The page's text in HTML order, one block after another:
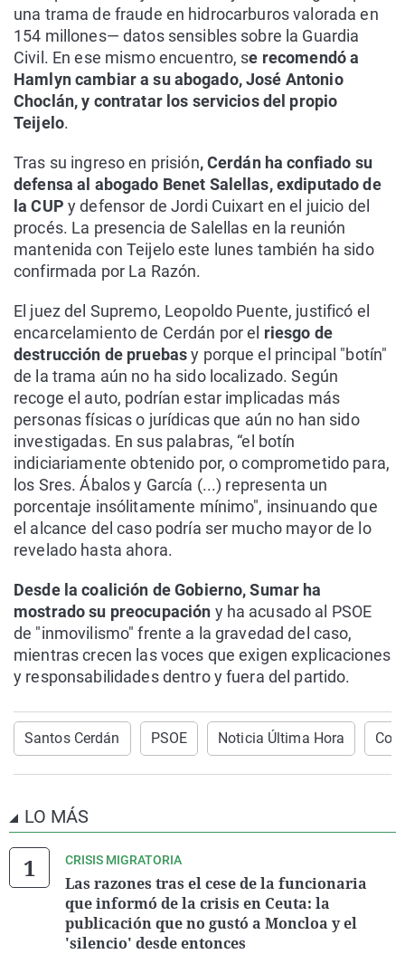
una trama de fraude en hidrocarburos valorada en
154 millones— datos sensibles sobre la Guardia
Civil. En ese mismo encuentro, se recomendó a
Hamlyn cambiar a su abogado, José Antonio
Choclán, y contratar los servicios del propio
Teijelo.
Tras su ingreso en prisión, Cerdán ha confiado su
defensa al abogado Benet Salellas, exdiputado de
la CUP y defensor de Jordi Cuixart en el juicio del
procés. La presencia de Salellas en la reunión
mantenida con Teijelo este lunes también ha sido
confirmada por La Razón.
El juez del Supremo, Leopoldo Puente, justificó el
encarcelamiento de Cerdán por el riesgo de
destrucción de pruebasy porque el principal "botín"
de la trama aún no ha sido localizado. Según
recoge el auto, podrían estar implicadas más
personas físicas o jurídicas que aún no han sido
investigadas. En sus palabras, “el botín
indiciariamente obtenido por, o comprometido para,
los Sres. Ábalos y García (...) representa un
porcentaje insólitamente mínimo", insinuando que
el alcance del caso podría ser mucho mayor de lo
revelado hasta ahora.
Desde la coalición de Gobierno, Sumar ha
mostrado su preocupación y ha acusado al PSOE
de "inmovilismo" frente a la gravedad del caso,
mientras crecen las voces que exigen explicaciones
y responsabilidades dentro y fuera del partido.
Santos Cerdán PSOE Noticia Última Hora
LO MÁS
CRISIS MIGRATORIA
Las razones tras el cese de la funcionaria
que informó de la crisis en Ceuta: la
publicación que no gustó a Moncloa y el
'silencio' desde entonces